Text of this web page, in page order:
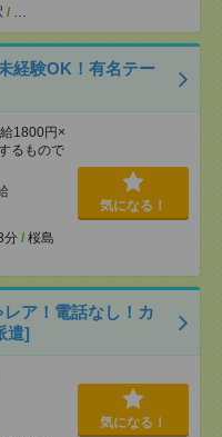
/ …
経験OK！有名テー
1800円×
るもので
分 / 桜島
気になる！
ア！電話なし！カ
遣]
気になる！